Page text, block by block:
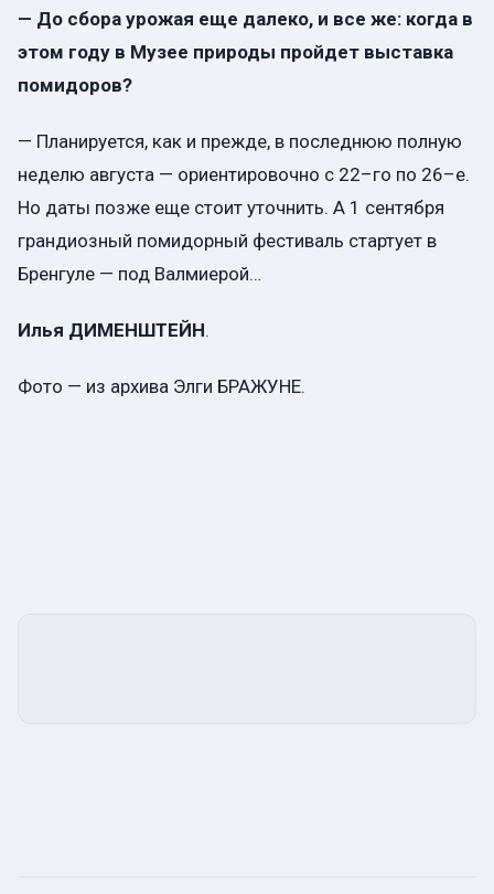
— До сбора урожая еще далеко, и все же: когда в
этом году в Музее природы пройдет выставка
помидоров?
— Планируется, как и прежде, в последнюю полную
неделю августа — ориентировочно с 22–го по 26–е.
Но даты позже еще стоит уточнить. А 1 сентября
грандиозный помидорный фестиваль стартует в
Бренгуле — под Валмиерой…
Илья ДИМЕНШТЕЙН.
Фото — из архива Элги БРАЖУНЕ.